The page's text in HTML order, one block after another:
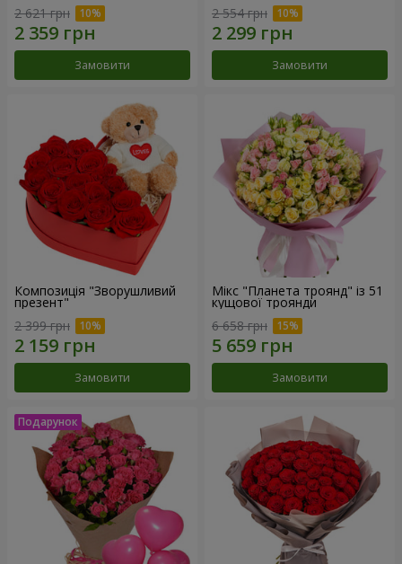
2 621 грн
Замовити
2 554 грн
Замовити
Композиція "Зворушливий
презент"
2 399 грн
Замовити
Мікс "Планета троянд" із 51
кущової троянди
6 658 грн
Замовити